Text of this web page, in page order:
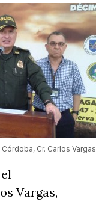
Cr. Carlos Vargas
Vargas,